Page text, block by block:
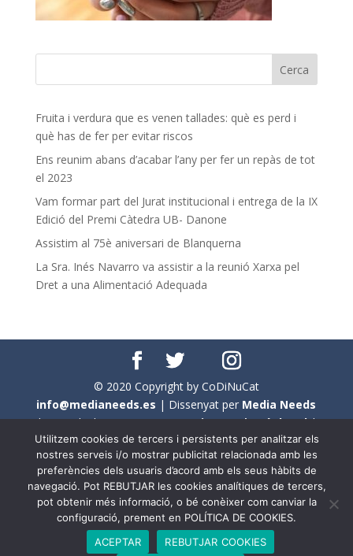
Fruita i verdura que es venen tallades: què es perd i
què has de fer per evitar riscos
Ens reunim abans d’acabar l’any per fer un repàs de tot
el 2023
Vam formar part del Jurat institucional i entrega de la IX
Edició del Premi Càtedra UB- Danone
Assistim al 75è aniversari de Blanquerna
La Sra. Inés Navarro va assistir a la reunió Xarxa pel
Dret a una Alimentació Adequada
© 2020 Copyright by CoDiNuCat
info@medianeeds.es | Dissenyat per Media Needs
| Tots els drets reservats aCoDiNuCat |Avís legal|
Avís per cookies
En aquest web s'ha tingut en compte l'ús no sexista del
llenguatge. No obstant això, i a causa de la seva
extensió, no s'ha pogut fer de manera exhaustiva. Per
aquest motiu, a vegades , s'ha utilitzat el femení com a
genèric, atès que és una professió que compta amb al
Utilitzem cookies de tercers i persistents per analitzar els
nostres serveis i/o mostrar publicitat relacionada amb les
preferències dels usuaris d’acord amb els seus hàbits de
navegació. Pot REBUTJAR les cookies analítiques de tercers,
pot obtenir més informació, o bé conèixer com canviar la
configuració, prement en POLÍTICA DE COOKIES.
ACEPTAR
REBUTJAR COOKIES